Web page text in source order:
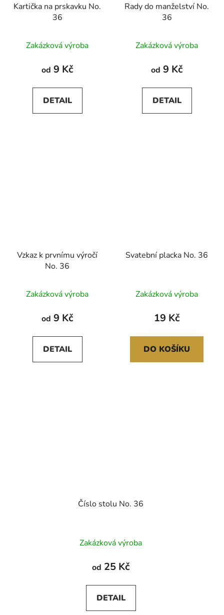
Kartička na prskavku No.
36
Zakázková výroba
od 9 Kč
DETAIL
Rady do manželství No.
36
Zakázková výroba
od 9 Kč
DETAIL
Vzkaz k prvnímu výročí
No. 36
Zakázková výroba
od 9 Kč
DETAIL
Svatební placka No. 36
Zakázková výroba
19 Kč
DO KOŠÍKU
Číslo stolu No. 36
Zakázková výroba
od 25 Kč
DETAIL